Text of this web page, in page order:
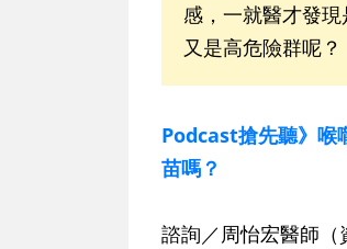
感，一就醫才發
又是高危險群呢？
Podcast搶先聽》喉
苗嗎？
諮詢／周怡宏醫師（